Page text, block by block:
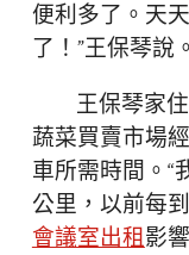
便利多了。天
了！”王保琴說。
王保琴家
蔬菜買賣市場
車所需時間。“
公里，以前每
會議室出租影